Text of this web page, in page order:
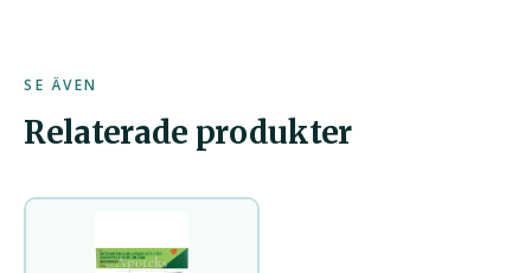
SE ÄVEN
Relaterade produkter